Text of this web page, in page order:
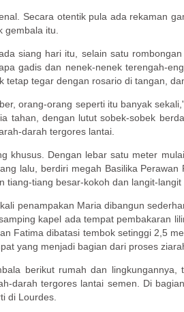
Secara otentik pula ada rekaman
gembala itu.
siang hari itu, selain satu
gadis dan nenek-nenek terengah-
tetap tegar dengan rosario di tangan,
orang-orang seperti itu banyak
tahan, dengan lutut sobek-sobek
darah tergores lantai.
khusus. Dengan lebar satu meter
lalu, berdiri megah Basilika
tiang-tiang besar-kokoh dan langit-
penampakan Maria dibangun
kapel ada tempat pembakaran
Fatima dibatasi tembok setinggi 2,5
yang menjadi bagian dari proses
berikut rumah dan
darah tergores lantai semen. Di
di Lourdes.